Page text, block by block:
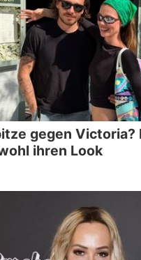
gegen Victoria?
ihren Look